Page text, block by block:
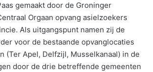
gemaakt door de Groninger
Orgaan opvang asielzoekers
Als uitgangspunt namen zij de
voor de bestaande opvanglocaties
(Ter Apel, Delfzijl, Musselkanaal) in de
door de drie betreffende gemeenten